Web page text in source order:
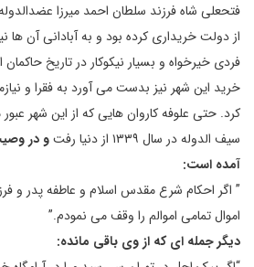
فتحعلی شاه فرزند سلطان احمد میرزا
از دولت خریداری کرده بود و به آبادانی آن
فردی خیرخواه و بسیار نیکوکار در تاریخ حاکمان
خرید این شهر نیز بدست می آورد به فقرا و
کرد. حتی علوفه کاروان هایی که از این شهر
سیف الدوله در سال ۱۳۳۹ از دنیا رفت
و در
آمده است:
” اگر احکام شرع مقدس اسلام و عاطفه پدر و
اموال تمامی اموالم را وقف می نمودم.”
دیگر جمله ای که از وی باقی مانده: